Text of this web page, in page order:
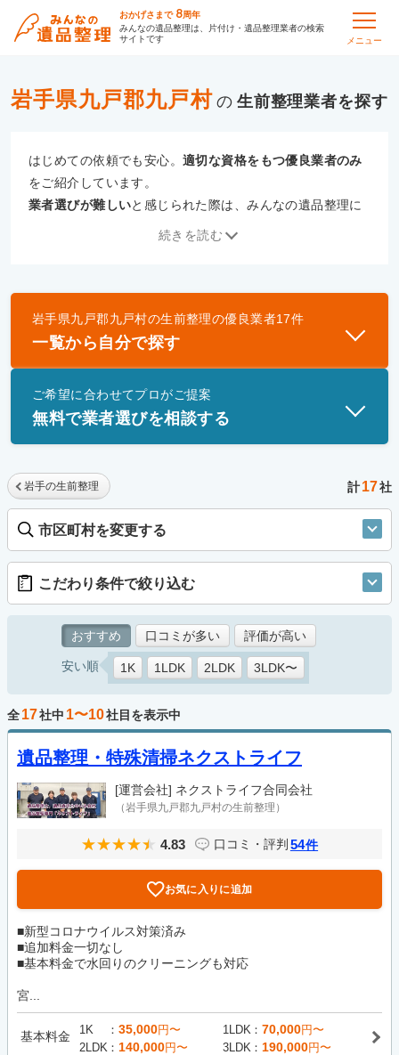
おかげさまで 8周年
みんなの遺品整理は、片付け・遺品整理業者の検索
サイトです
メニュー
岩手県九戸郡九戸村 の 生前整理
はじめての依頼でも安心。適切な資格をもつ優良業者のみ
をご紹介しています。
業者選びが難しいと感じられた際は、みんなの遺品整理に
優良業者とは
一般財団法人遺品整理認定協会、および一般社団法
士」資格を持つ事業者のみ掲載しています。
続きを読む
岩手県九戸郡九戸村の生前整理の優良業者17件
一覧から自分で探す
ご希望に合わせてプロがご提案
無料で業者選びを相談する
岩手の生前整理 計17社
市区町村を変更する
こだわり条件で絞り込む
おすすめ 口コミが多い 評価が高い
安い順 1K 1LDK 2LDK 3LDK〜
全17社中 1〜10社目を表示中
遺品整理・特殊清掃ネクストライフ
[運営会社] ネクストライフ合同会社
（岩手県九戸郡九戸村の生前整理）
4.83 口コミ・評判 54件
お気に入りに追加
■新型コロナウイルス対策済み
■追加料金一切なし
■基本料金で水回りのクリーニングも対応
宮...
基本料金 1K 35,000円〜 1LDK 70,000円〜
2LDK
140,000円〜 3LDK 190,000円〜